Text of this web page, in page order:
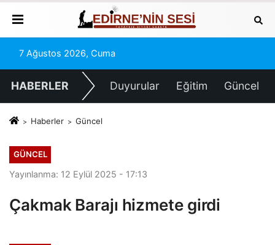
7 Ağustos 2026, Cuma
HABERLER Duyurular Eğitim Güncel
Haberler Güncel
GÜNCEL
Yayınlanma: 12 Eylül 2025 - 17:13
Çakmak Barajı hizmete girdi